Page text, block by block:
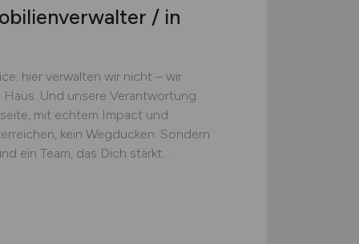
/ in
hier verwalten wir nicht – wir
Und unsere Verantwortung
mit echtem Impact und
kein Wegducken. Sondern
ein Team, das Dich stärkt...